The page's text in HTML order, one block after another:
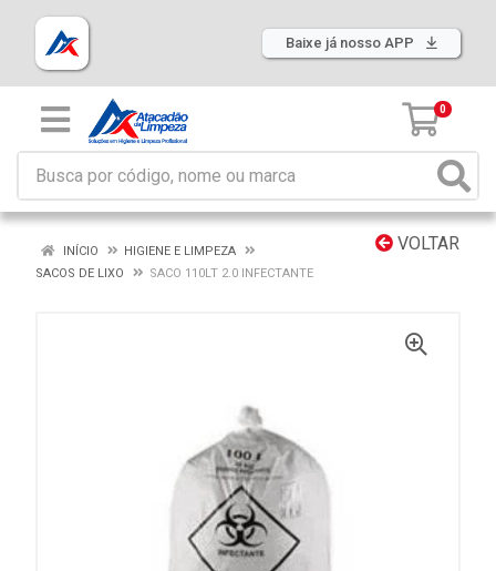
Baixe já nosso APP
0
VOLTAR
INÍCIO
HIGIENE E LIMPEZA
SACOS DE LIXO
SACO 110LT 2.0 INFECTANTE